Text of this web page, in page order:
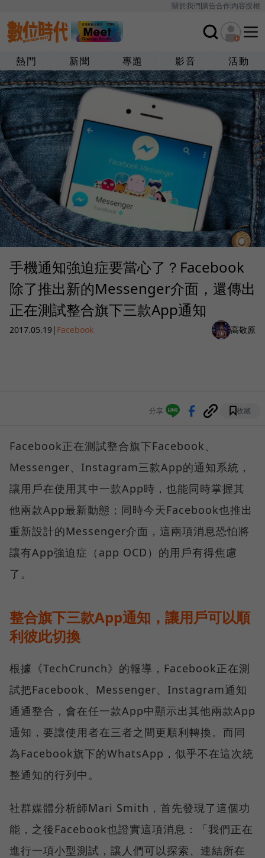
關於我們廣告合作內容授權
熱門 新聞 專題 影音 活動
手機通知強迫症要當心了？Facebook
除了推出新的Messenger介面，還傳出
正在測試整合旗下三款App通知
2017.05.19| Facebook 高敬原
分享 收藏
Facebook正在測試整合旗下Facebook、
Messenger、Instagram三款App的通知系統，
讓用戶在使用其中一款App時，也能同時掌握其
他兩款App最新動態；同時今天Facebook也推出
重新設計的Messenger介面，這兩項消息恐怕將
讓有App強迫症（app OCD）的用戶有得焦慮
了。
整合旗下三款App通知，讓用戶可以順
利彼此切換
根據《TechCrunch》的報導，Facebook正在測
試把Facebook、Messenger、Instagram通知
通通整合，會在任一款App中顯示出其他兩款App
通知，要讓使用者在三者之間更順利轉換。而同
為Facebook旗下的WhatsApp，似乎不在這次統
整通知的行列中。
社群媒體分析師Mari Smith，首先發現了這個功
能，之後Facebook也證實這項消息：「我們正在
進行一項小型測試，讓人們可以探索、連結所在